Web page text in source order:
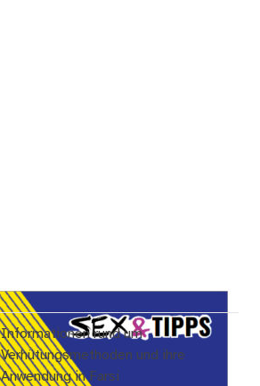
Informationen rund um
Verhütungsmethoden und ihre
Anwendung in Farsi